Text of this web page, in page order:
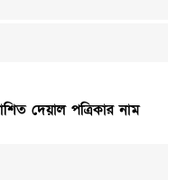
দেয়াল পত্রিকার নাম